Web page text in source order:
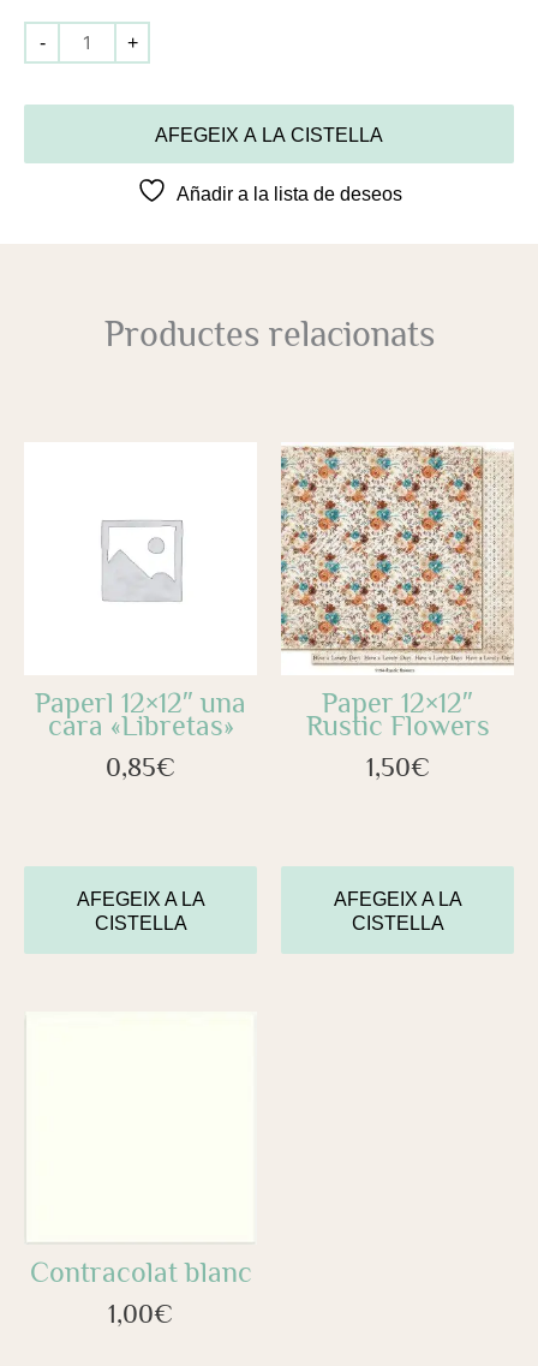
- +
AFEGEIX A LA CISTELLA
Añadir a la lista de deseos
Productes relacionats
Paperl 12×12″ una
cara «Libretas»
0,85€
AFEGEIX A LA
CISTELLA
Paper 12×12″
Rustic Flowers
1,50€
AFEGEIX A LA
CISTELLA
Contracolat blanc
1,00€